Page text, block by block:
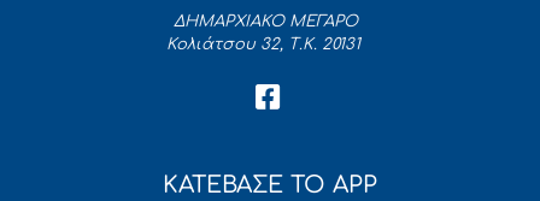
ΔΗΜΑΡΧΙΑΚΟ ΜΕΓΑΡΟ
Κολιάτσου 32, Τ.Κ. 20131
ΚΑΤΕΒΑΣΕ ΤΟ APP